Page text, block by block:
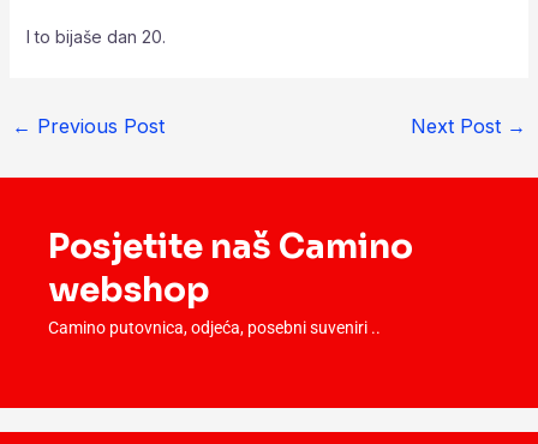
I to bijaše dan 20.
← Previous Post Next Post →
Posjetite naš Camino
webshop
Camino putovnica, odjeća, posebni suveniri ..